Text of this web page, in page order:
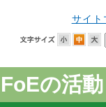
サイト
FoEの活動